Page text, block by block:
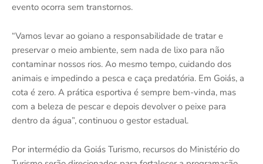
evento ocorra sem transtornos.
“Vamos levar ao goiano a responsabilidade de tratar e
preservar o meio ambiente, sem nada de lixo para não
contaminar nossos rios. Ao mesmo tempo, cuidando dos
animais e impedindo a pesca e caça predatória. Em Goiás, a
cota é zero. A prática esportiva é sempre bem-vinda, mas
com a beleza de pescar e depois devolver o peixe para
dentro da água”, continuou o gestor estadual.
Por intermédio da Goiás Turismo, recursos do Ministério do